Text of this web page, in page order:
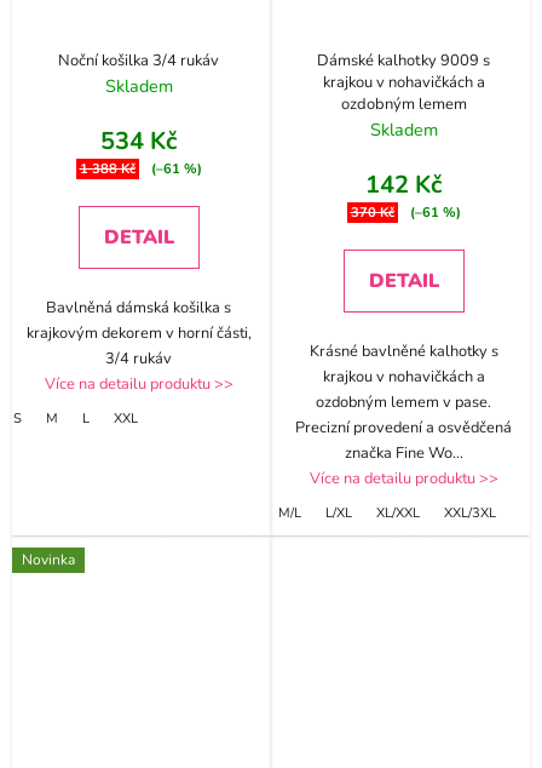
Noční košilka 3/4 rukáv
Skladem
534 Kč
1 388 Kč (–61 %)
DETAIL
Bavlněná dámská košilka s
krajkovým dekorem v horní části,
3/4 rukáv
Více na detailu produktu >>
S M L XXL
Dámské kalhotky 9009 s
krajkou v nohavičkách a
ozdobným lemem
Skladem
142 Kč
370 Kč (–61 %)
DETAIL
Krásné bavlněné kalhotky s
krajkou v nohavičkách a
ozdobným lemem v pase.
Precizní provedení a osvědčená
značka Fine Wo...
Více na detailu produktu >>
M/L L/XL XL/XXL XXL/3XL
Novinka